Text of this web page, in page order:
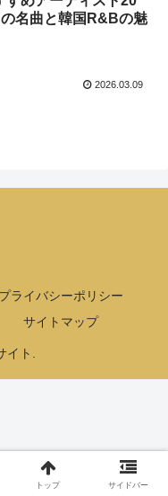
名曲と韓国R&Bの魅
2026.03.09
プライバシーポリシー
サイトマップ
ト.
トップ サイドバー